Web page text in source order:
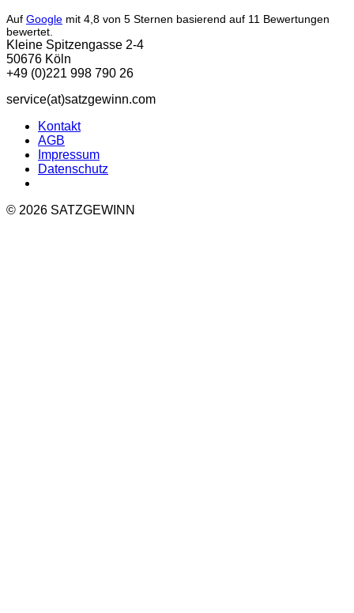
Auf Google mit 4,8 von 5 Sternen basierend auf 11 Bewertungen
bewertet.
Kleine Spitzengasse 2-4
50676 Köln
+49 (0)221 998 790 26
service(at)satz­gewinn.com
Kontakt
AGB
Impressum
Datenschutz
© 2026 SATZGEWINN